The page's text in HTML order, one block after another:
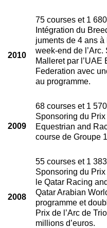
2010
75 courses et 1
Intégration du
juments de 4 ans
week-end de
Malleret par l’UAE
Federation avec
au programme.
2009
68 courses et 1
Sponsoring du
Equestrian and
course de Groupe
2008
55 courses et 1
Sponsoring du Prix
le Qatar Racing
Qatar Arabian
programme et
Prix de l’Arc de
millions d’euros.